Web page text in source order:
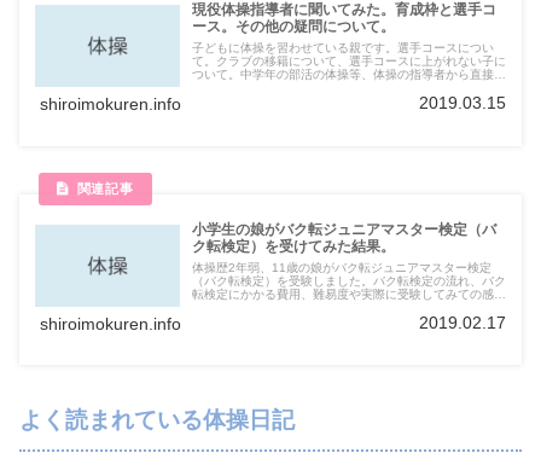
現役体操指導者に聞いてみた。育成枠と選手コ
ース。その他の疑問について。
子どもに体操を習わせている親です。選手コースについ
て。クラブの移籍について、選手コースに上がれない子に
ついて。中学年の部活の体操等、体操の指導者から直接聞
shiroimokuren.info 2019.03.15
小学生の娘がバク転ジュニアマスター検定（バ
ク転検定）を受けてみた結果。
体操歴2年弱、11歳の娘がバク転ジュニアマスター検定
（バク転検定）を受験しました。バク転検定の流れ、バク
転検定にかかる費用、難易度や実際に受験してみての感想
shiroimokuren.info 2019.02.17
よく読まれている体操日記